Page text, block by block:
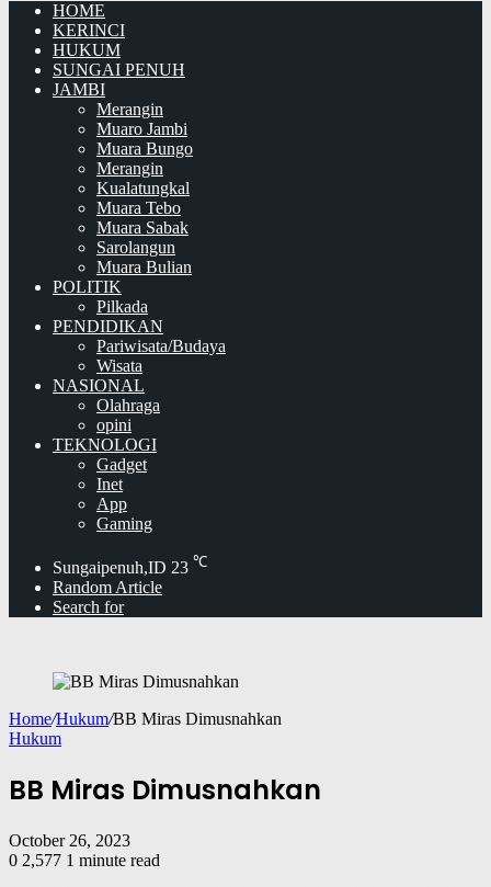
HOME
KERINCI
HUKUM
SUNGAI PENUH
JAMBI
Merangin
Muaro Jambi
Muara Bungo
Merangin
Kualatungkal
Muara Tebo
Muara Sabak
Sarolangun
Muara Bulian
POLITIK
Pilkada
PENDIDIKAN
Pariwisata/Budaya
Wisata
NASIONAL
Olahraga
opini
TEKNOLOGI
Gadget
Inet
App
Gaming
Sungaipenuh,ID 23 ℃
Random Article
Search for
Home/Hukum/BB Miras Dimusnahkan
Hukum
BB Miras Dimusnahkan
October 26, 2023
0 2,577 1 minute read